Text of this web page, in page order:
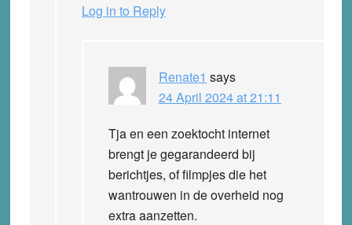
Log in to Reply
Renate1 says
24 April 2024 at 21:11
Tja en een zoektocht internet
brengt je gegarandeerd bij
berichtjes, of filmpjes die het
wantrouwen in de overheid nog
extra aanzetten.